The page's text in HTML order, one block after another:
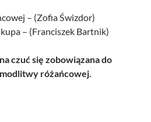
– (Zofia Świzdor)
– (Franciszek Bartnik)
czuć się zobowiązana do
różańcowej.